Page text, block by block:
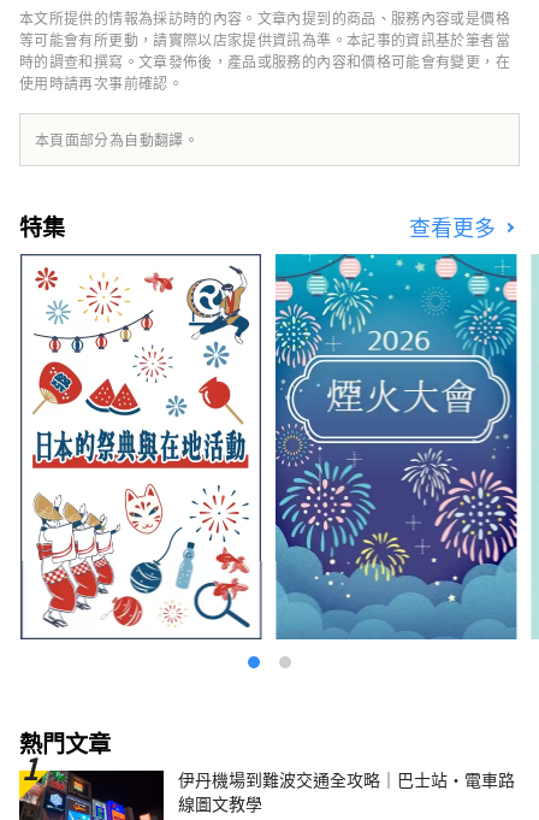
牛”是但馬牛的代名詞，是日本頂級牛肉之一，
而清酒米“兵庫山田錦”則是讓您舌頭驚喜的寶
石。 有馬溫泉是著名的溫泉，城崎溫泉曾出現
在許多文學作品中。在大自然的包圍下，您可以
放鬆身心。 淡路島鳴門漩渦的雷鳴聲、夏季各
地舉辦的煙火大會的動感聲音等，您可以聽到令
本文所提供的情報為採訪時的內容。文章內提到的商品、服務內容或是價格
等可能會有所更動，請實際以店家提供資訊為準。本記事的資訊基於筆者當
時的調查和撰寫。文章發佈後，產品或服務的內容和價格可能會有變更，在
使用時請再次事前確認。
本頁面部分為自動翻譯。
特集 查看更多
熱門文章
伊丹機場到難波交通全攻略｜巴士站・電車路
線圖文教學